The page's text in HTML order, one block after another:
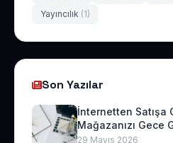
Yayıncılık (1)
Son Yazılar
İnternetten Satışa
Mağazanızı Gece
29 Mayıs 2026